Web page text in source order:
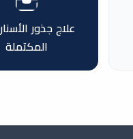
علاج جذور
المكتملة